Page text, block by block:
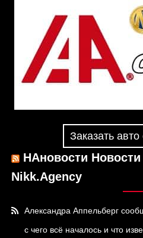
Заказать
НАновости
Nikk.Agency
Александра Аппельберг
с чего всё началось и что